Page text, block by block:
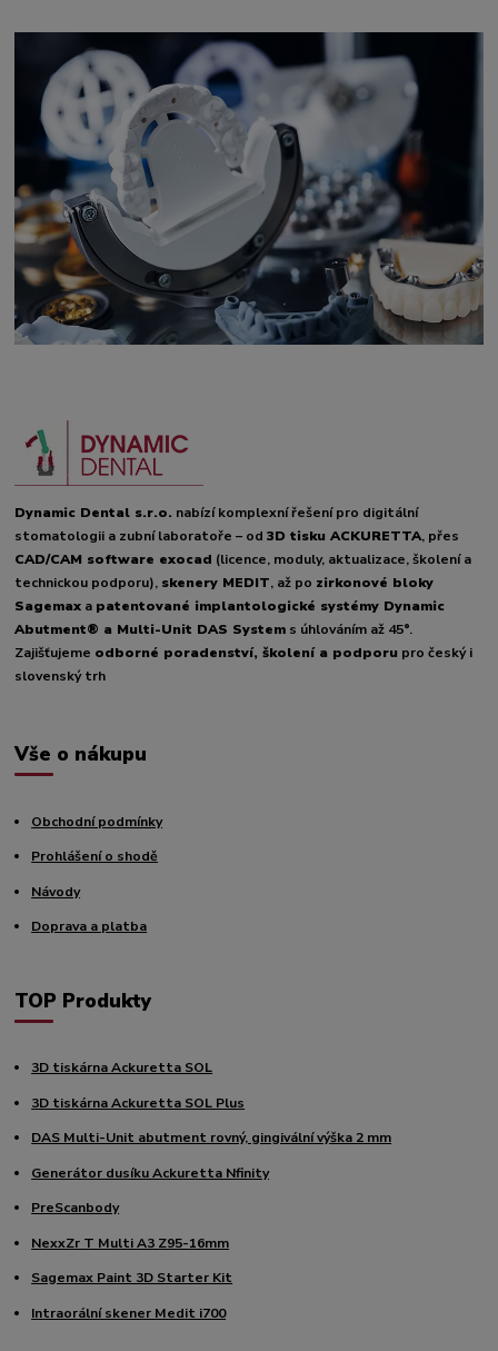
Dynamic Dental s.r.o. nabízí komplexní řešení pro digitální
stomatologii a zubní laboratoře – od3D tisku ACKURETTA, přes
CAD/CAM software exocad (licence, moduly, aktualizace, školení a
technickou podporu), skenery MEDIT, až po zirkonové bloky
Sagemax a patentované implantologické systémy Dynamic
Abutment® a Multi-Unit DAS System s úhlováním až 45°.
Zajišťujeme odborné poradenství, školení a podporu pro český i
slovenský trh
Vše o nákupu
Obchodní podmínky
Prohlášení o shodě
Návody
Doprava a platba
TOP Produkty
3D tiskárna Ackuretta SOL
3D tiskárna Ackuretta SOL Plus
DAS Multi-Unit abutment rovný, gingivální výška 2 mm
Generátor dusíku Ackuretta Nfinity
PreScanbody
NexxZr T Multi A3 Z95-16mm
Sagemax Paint 3D Starter Kit
Intraorální skener Medit i700